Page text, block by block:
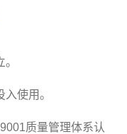
使用。
质量管理体系认